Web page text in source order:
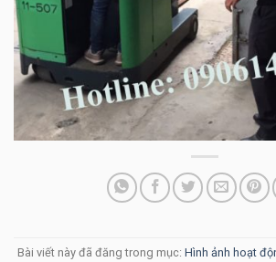
Bài viết này đã đăng trong mục: Hình ảnh hoạt